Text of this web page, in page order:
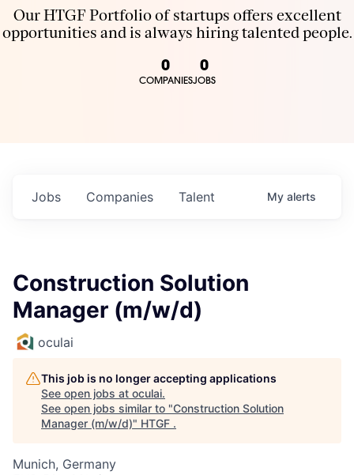
Our HTGF Portfolio of startups offers excellent
opportunities and is always hiring talented people.
0
COMPANIES
0
JOBS
Jobs Companies Talent My alerts
Construction Solution
Manager (m/w/d)
oculai
This job is no longer accepting applications
See open jobs at oculai.
See open jobs similar to "Construction Solution
Manager (m/w/d)" HTGF .
Munich, Germany